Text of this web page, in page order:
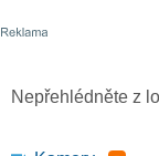
Nepřehlédněte z